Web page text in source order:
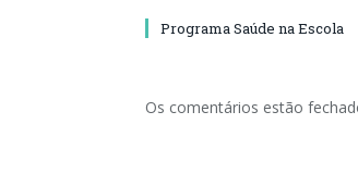
Programa Saúde na Escola
Os comentários estão